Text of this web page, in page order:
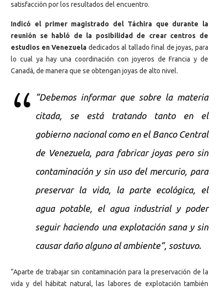
satisfacción por los resultados del encuentro.
Indicó el primer magistrado del Táchira que durante la
reunión se habló de la posibilidad de crear centros de
estudios en Venezuela dedicados al tallado final de joyas, para
lo cual ya hay una coordinación con joyeros de Francia y de
Canadá, de manera que se obtengan joyas de alto nivel.
“Debemos informar que sobre la materia
citada, se está tratando tanto en el
gobierno nacional como en el Banco Central
de Venezuela, para fabricar joyas pero sin
contaminación y sin uso del mercurio, para
preservar la vida, la parte ecológica, el
agua potable, el agua industrial y poder
seguir haciendo una explotación sana y sin
causar daño alguno al ambiente”, sostuvo.
“Aparte de trabajar sin contaminación para la preservación de la
vida y del hábitat natural, las labores de explotación también